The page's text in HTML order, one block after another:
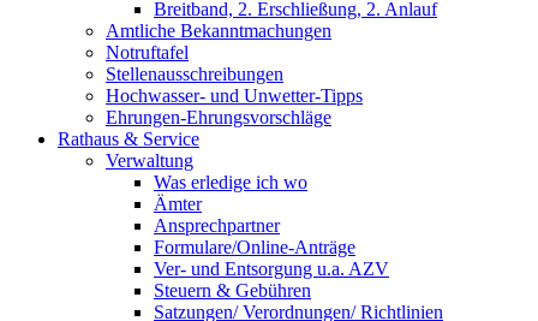
Breitband, 2. Erschließung, 2. Anlauf
Amtliche Bekanntmachungen
Notruftafel
Stellenausschreibungen
Hochwasser- und Unwetter-Tipps
Ehrungen-Ehrungsvorschläge
Rathaus & Service
Verwaltung
Was erledige ich wo
Ämter
Ansprechpartner
Formulare/Online-Anträge
Ver- und Entsorgung u.a. AZV
Steuern & Gebühren
Satzungen/ Verordnungen/ Richtlinien